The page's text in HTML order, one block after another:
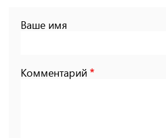
Ваше имя
Комментарий